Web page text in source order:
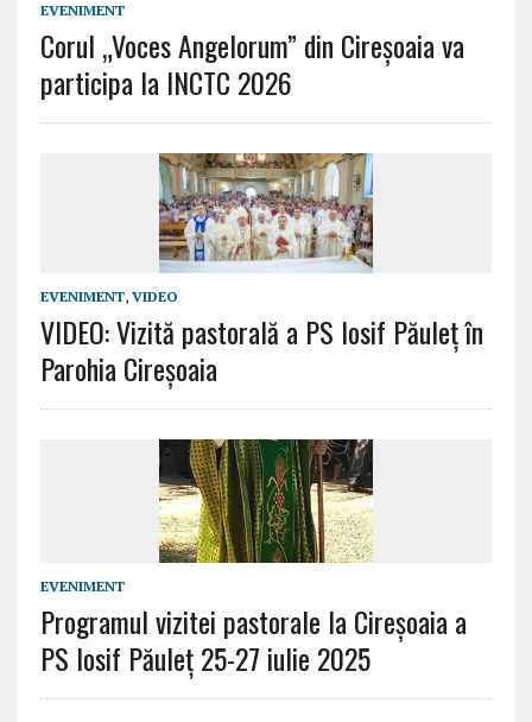
EVENIMENT
Corul „Voces Angelorum” din Cireșoaia va
participa la INCTC 2026
EVENIMENT, VIDEO
VIDEO: Vizită pastorală a PS Iosif Păuleţ în
Parohia Cireşoaia
EVENIMENT
Programul vizitei pastorale la Cireșoaia a
PS Iosif Păuleț 25-27 iulie 2025